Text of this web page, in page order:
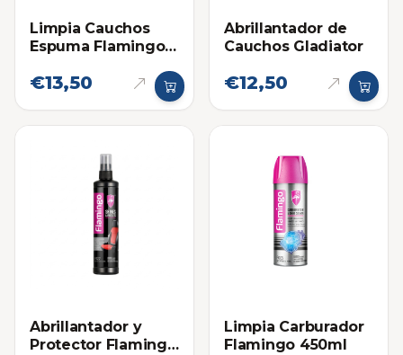
Limpia Cauchos
Espuma Flamingo
€13,50
Abrillantador de
Cauchos Gladiator
€12,50
Abrillantador y
Protector Flamingo
Limpia Carburador
Flamingo 450ml